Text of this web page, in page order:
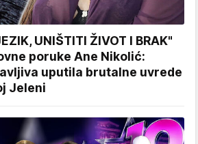
UNIŠTITI ŽIVOT I BRAK"
poruke Ane Nikolić:
uputila brutalne uvrede
Jeleni